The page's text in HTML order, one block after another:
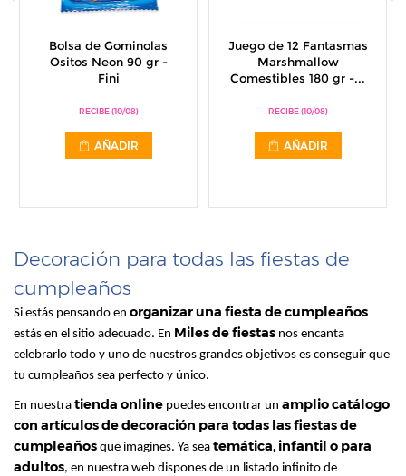
Bolsa de Gominolas
Ositos Neon 90 gr -
Fini
RECIBE (10/08)
AÑADIR
Juego de 12 Fantasmas
Marshmallow
Comestibles 180 gr -...
RECIBE (10/08)
AÑADIR
Decoración para todas las fiestas de
cumpleaños
Si estás pensando en organizar una fiesta de cumpleaños
estás en el sitio adecuado. En Miles de fiestas nos encanta
celebrarlo todo y uno de nuestros grandes objetivos es conseguir que
tu cumpleaños sea perfecto y único.
En nuestra tienda online puedes encontrar un amplio catálogo
con artículos de decoración para todas las fiestas de
cumpleaños que imagines. Ya sea temática, infantil o para
adultos, en nuestra web dispones de un listado infinito de